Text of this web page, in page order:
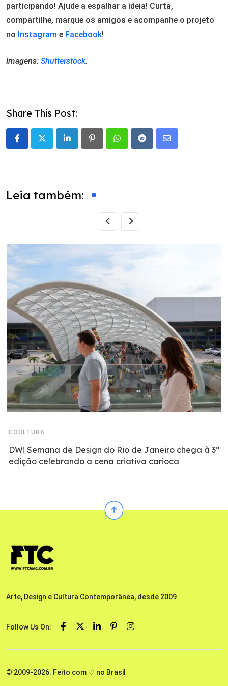
participando! Ajude a espalhar a ideia! Curta,
compartilhe, marque os amigos e acompanhe o projeto
no Instagram e Facebook!
Imagens: Shutterstock.
Share This Post:
LinkedIn PinterestWhatsappRedditShare
Leia também:
COOLTURA
DW! Semana de Design do Rio de Janeiro chega à 3ª
edição celebrando a cena criativa carioca
Arte, Design e Cultura Contemporânea, desde 2009
Follow Us On:
© 2009-2026. Feito com ♡ no Brasil